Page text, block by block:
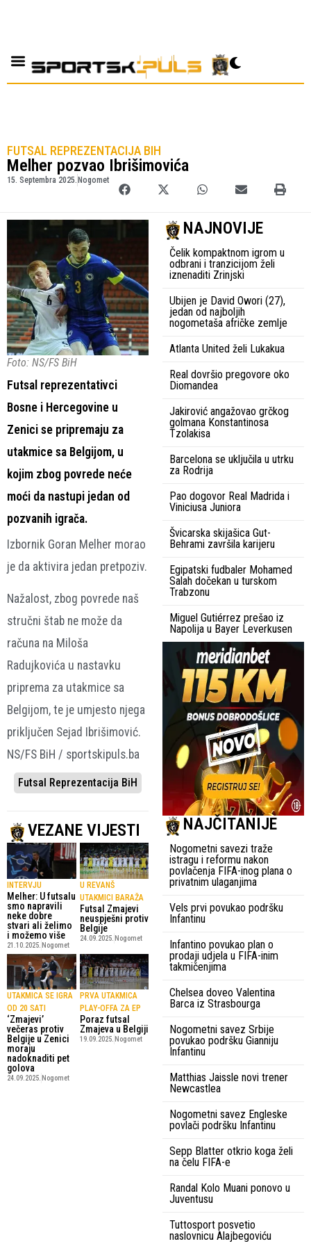
FUTSAL REPREZENTACIJA BIH
Melher pozvao Ibrišimovića
15. Septembra 2025. Nogomet
Foto: NS/FS BiH
Futsal reprezentativci
Bosne i Hercegovine u
Zenici se pripremaju za
utakmice sa Belgijom, u
kojim zbog povrede neće
moći da nastupi jedan od
pozvanih igrača.
Izbornik Goran Melher morao
je da aktivira jedan pretpoziv.
Nažalost, zbog povrede naš
stručni štab ne može da
računa na Miloša
Radujkovića u nastavku
priprema za utakmice sa
Belgijom, te je umjesto njega
priključen Sejad Ibrišimović.
NS/FS BiH / sportskipuls.ba
Futsal Reprezentacija BiH
VEZANE VIJESTI
INTERVJU
Melher: U futsalu
smo napravili
neke dobre
stvari ali želimo
i možemo više
21.10.2025. Nogomet
U REVANŠ
UTAKMICI BARAŽA
Futsal Zmajevi
neuspješni protiv
Belgije
24.09.2025. Nogomet
UTAKMICA SE IGRA
OD 20 SATI
‘Zmajevi’
večeras protiv
Belgije u Zenici
moraju
nadoknaditi pet
golova
24.09.2025. Nogomet
PRVA UTAKMICA
PLAY-OFFA ZA EP
Poraz futsal
Zmajeva u Belgiji
19.09.2025. Nogomet
NAJNOVIJE
Čelik kompaktnom igrom u
odbrani i tranzicijom želi
iznenaditi Zrinjski
Ubijen je David Owori (27),
jedan od najboljih
nogometaša afričke zemlje
Atlanta United želi Lukakua
Real dovršio pregovore oko
Diomandea
Jakirović angažovao grčkog
golmana Konstantinosa
Tzolakisa
Barcelona se uključila u utrku
za Rodrija
Pao dogovor Real Madrida i
Viniciusa Juniora
Švicarska skijašica Gut-
Behrami završila karijeru
Egipatski fudbaler Mohamed
Salah dočekan u turskom
Trabzonu
Miguel Gutiérrez prešao iz
Napolija u Bayer Leverkusen
NAJČITANIJE
Nogometni savezi traže
istragu i reformu nakon
povlačenja FIFA-inog plana o
privatnim ulaganjima
Vels prvi povukao podršku
Infantinu
Infantino povukao plan o
prodaji udjela u FIFA-inim
takmičenjima
Chelsea doveo Valentina
Barca iz Strasbourga
Nogometni savez Srbije
povukao podršku Gianniju
Infantinu
Matthias Jaissle novi trener
Newcastlea
Nogometni savez Engleske
povlači podršku Infantinu
Sepp Blatter otkrio koga želi
na čelu FIFA-e
Randal Kolo Muani ponovo u
Juventusu
Tuttosport posvetio
naslovnicu Alajbegoviću